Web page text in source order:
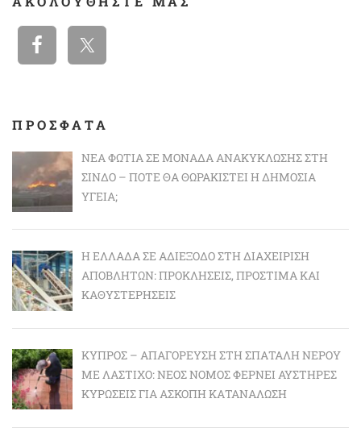
ΠΡΟΣΦΑΤΑ
ΝΈΑ ΦΩΤΙΆ ΣΕ ΜΟΝΆΔΑ ΑΝΑΚΎΚΛΩΣΗΣ ΣΤΗ
ΣΊΝΔΟ – ΠΌΤΕ ΘΑ ΘΩΡΑΚΙΣΤΕΊ Η ΔΗΜΌΣΙΑ
ΥΓΕΊΑ;
Η ΕΛΛΆΔΑ ΣΕ ΑΔΙΈΞΟΔΟ ΣΤΗ ΔΙΑΧΕΊΡΙΣΗ
ΑΠΟΒΛΉΤΩΝ: ΠΡΟΚΛΉΣΕΙΣ, ΠΡΌΣΤΙΜΑ ΚΑΙ
ΚΑΘΥΣΤΕΡΉΣΕΙΣ
ΚΎΠΡΟΣ – ΑΠΑΓΌΡΕΥΣΗ ΣΤΗ ΣΠΑΤΆΛΗ ΝΕΡΟΎ
ΜΕ ΛΆΣΤΙΧΟ: ΝΈΟΣ ΝΌΜΟΣ ΦΈΡΝΕΙ ΑΥΣΤΗΡΈΣ
ΚΥΡΏΣΕΙΣ ΓΙΑ ΆΣΚΟΠΗ ΚΑΤΑΝΆΛΩΣΗ